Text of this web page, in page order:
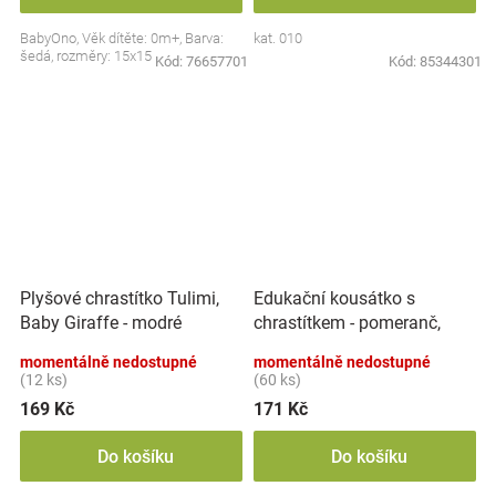
BabyOno, Věk dítěte: 0m+, Barva:
šedá, rozměry: 15x15 cm.
Kód: 76657701
kat. 010
Kód: 85344301
Plyšové chrastítko Tulimi,
Baby Giraffe - modré
momentálně nedostupné
(12 ks)
169 Kč
Do košíku
Edukační kousátko s
chrastítkem - pomeranč,
momentálně nedostupné
(60 ks)
171 Kč
Do košíku